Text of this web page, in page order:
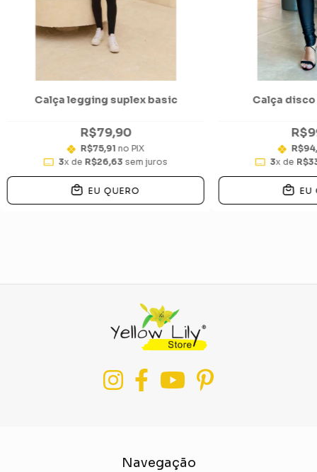
Calça legging suplex basic
R$79,90
R$75,91 no PIX
3x de R$26,63 sem juros
EU QUERO
Calça
3x de
EU
Navegação